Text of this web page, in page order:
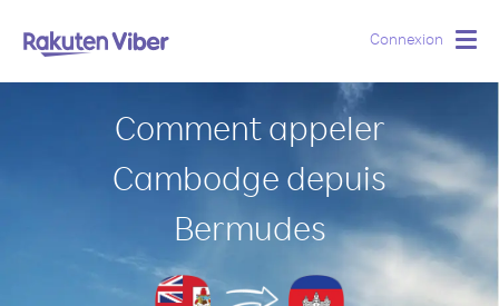
Connexion
Comment appeler
Cambodge depuis
Bermudes